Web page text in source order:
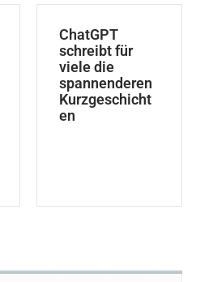
ChatGPT
schreibt für
viele die
spannenderen
Kurzgeschicht
en